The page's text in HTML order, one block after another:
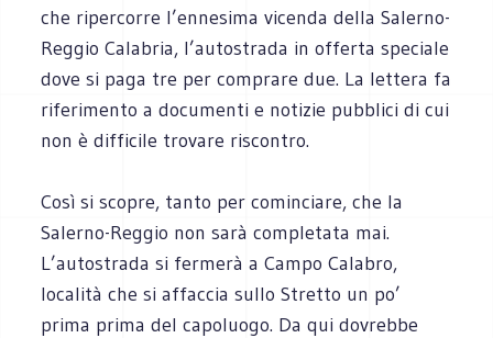
che ripercorre l’ennesima vicenda della Salerno-
Reggio Calabria, l’autostrada in offerta speciale
dove si paga tre per comprare due. La lettera fa
riferimento a documenti e notizie pubblici di cui
non è difficile trovare riscontro.
Così si scopre, tanto per cominciare, che la
Salerno-Reggio non sarà completata mai.
L’autostrada si fermerà a Campo Calabro,
località che si affaccia sullo Stretto un po’
prima prima del capoluogo. Da qui dovrebbe